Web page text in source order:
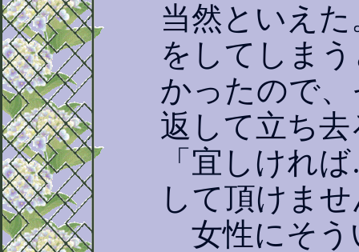
当然といえ
をしてしま
かったので
返して立ち
「宜しけれ
して頂けま
女性にそう